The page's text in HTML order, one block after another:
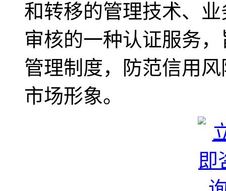
和转移的管理技术、
审核的一种认证服务
管理制度，防范信用
市场形象。